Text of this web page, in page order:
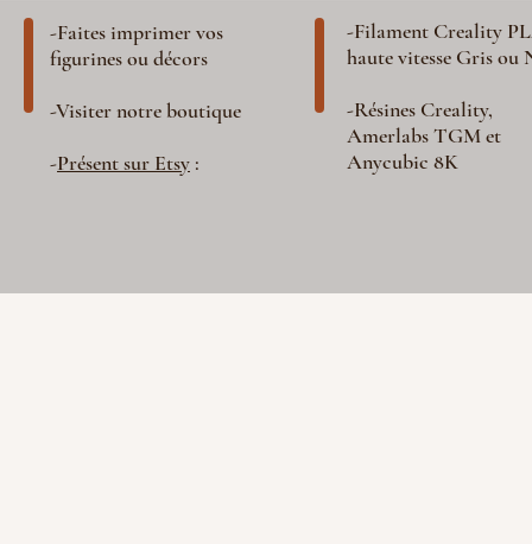
-Faites imprimer vos
figurines ou décors
-Visiter notre boutique
-Présent sur Etsy :
-Filament Creality
haute vitesse Gris ou
-Résines Creality,
Amerlabs TGM et
Anycubic 8K